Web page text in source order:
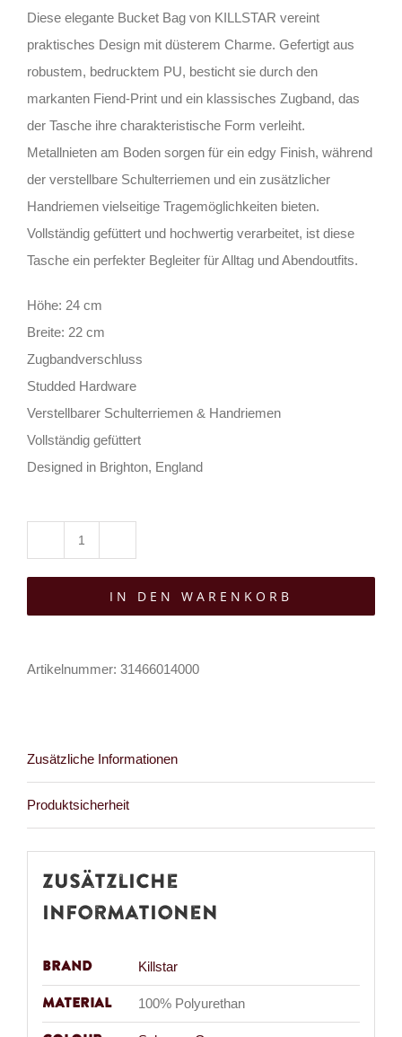
Diese elegante Bucket Bag von KILLSTAR vereint
praktisches Design mit düsterem Charme. Gefertigt aus
robustem, bedrucktem PU, besticht sie durch den
markanten Fiend-Print und ein klassisches Zugband, das
der Tasche ihre charakteristische Form verleiht.
Metallnieten am Boden sorgen für ein edgy Finish, während
der verstellbare Schulterriemen und ein zusätzlicher
Handriemen vielseitige Tragemöglichkeiten bieten.
Vollständig gefüttert und hochwertig verarbeitet, ist diese
Tasche ein perfekter Begleiter für Alltag und Abendoutfits.
Höhe: 24 cm
Breite: 22 cm
Zugbandverschluss
Studded Hardware
Verstellbarer Schulterriemen & Handriemen
Vollständig gefüttert
Designed in Brighton, England
Tasche
Fiends
IN DEN WARENKORB
Artikelnummer: 31466014000
Zusätzliche Informationen
Produktsicherheit
Zusätzliche
Informationen
Brand Killstar
Material 100% Polyurethan